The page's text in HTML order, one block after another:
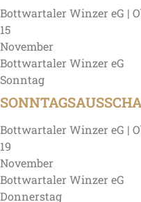
Bottwartaler Winzer eG |
15
November
Bottwartaler Winzer eG
Sonntag
Bottwartaler Winzer eG |
19
November
Bottwartaler Winzer eG
Donnerstag